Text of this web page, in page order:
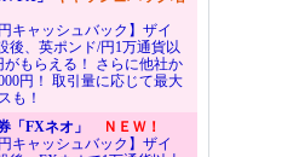
円キャッシュバック】ザイ
後、英ポンド/円1万通貨以
がもらえる！ さらに他社か
円！ 取引量に応じて最大
も！
「FXネオ」
ＮＥＷ！
円キャッシュバック】ザイ